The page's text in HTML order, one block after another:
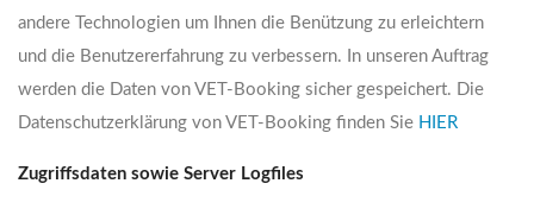
andere Technologien um Ihnen die Benützung zu erleichtern
und die Benutzererfahrung zu verbessern. In unseren Auftrag
werden die Daten von VET-Booking sicher gespeichert. Die
Datenschutzerklärung von VET-Booking finden Sie HIER
Zugriffsdaten sowie Server Logfiles